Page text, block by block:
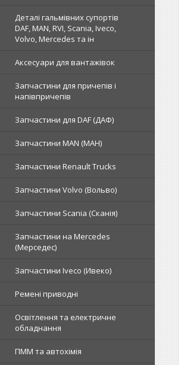
Деталі гальмівних супортів
DAF, MAN, RVI, Scania, Iveco,
Volvo, Mercedes та ін
Аксесуари для вантажівок
Запчастини для причепів і
напівпричепів
Запчастини для DAF (ДАФ)
Запчастини MAN (МАН)
Запчастини Renault Trucks
Запчастини Volvo (Вольво)
Запчастини Scania (Сканія)
Запчастини на Mercedes
(Мерседес)
Запчастини Iveco (Ивеко)
Ремені приводні
Освітлення та електричне
обладнання
ПММ та автохімія